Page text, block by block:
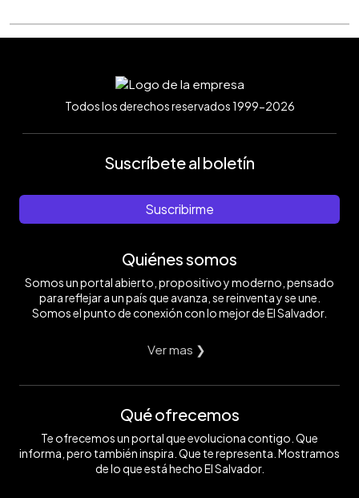
Todos los derechos reservados 1999-2026
Suscríbete al boletín
Suscribirme
Quiénes somos
Somos un portal abierto, propositivo y moderno, pensado
para reflejar a un país que avanza, se reinventa y se une.
Somos el punto de conexión con lo mejor de El Salvador.
Ver mas ❯
Qué ofrecemos
Te ofrecemos un portal que evoluciona contigo. Que
informa, pero también inspira. Que te representa. Mostramos
de lo que está hecho El Salvador.